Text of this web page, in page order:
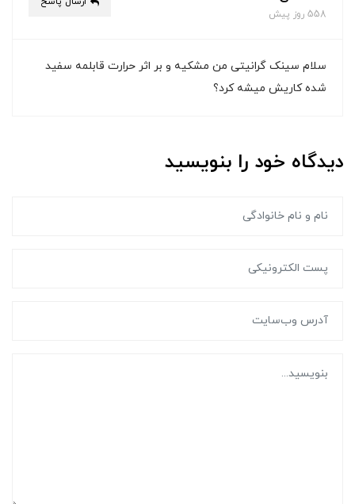
558 روز پیش
سلام سینک گرانیتی من مشکیه و بر اثر حرارت قابلمه سفید
شده کاریش میشه کرد؟
دیدگاه خود را بنویسید